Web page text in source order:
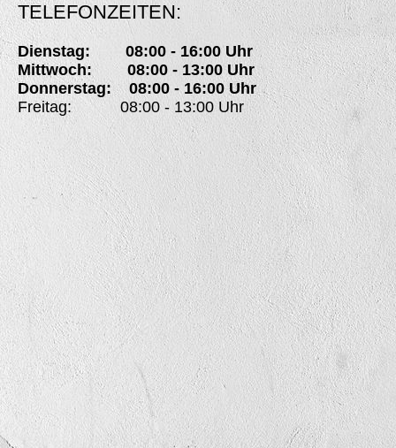
TELEFONZEITEN:
Dienstag: 08:00 - 16:00 Uhr
Mittwoch: 08:00 - 13:00 Uhr
Donnerstag: 08:00 - 16:00 Uhr
Freitag: 08:00 - 13:00 Uhr